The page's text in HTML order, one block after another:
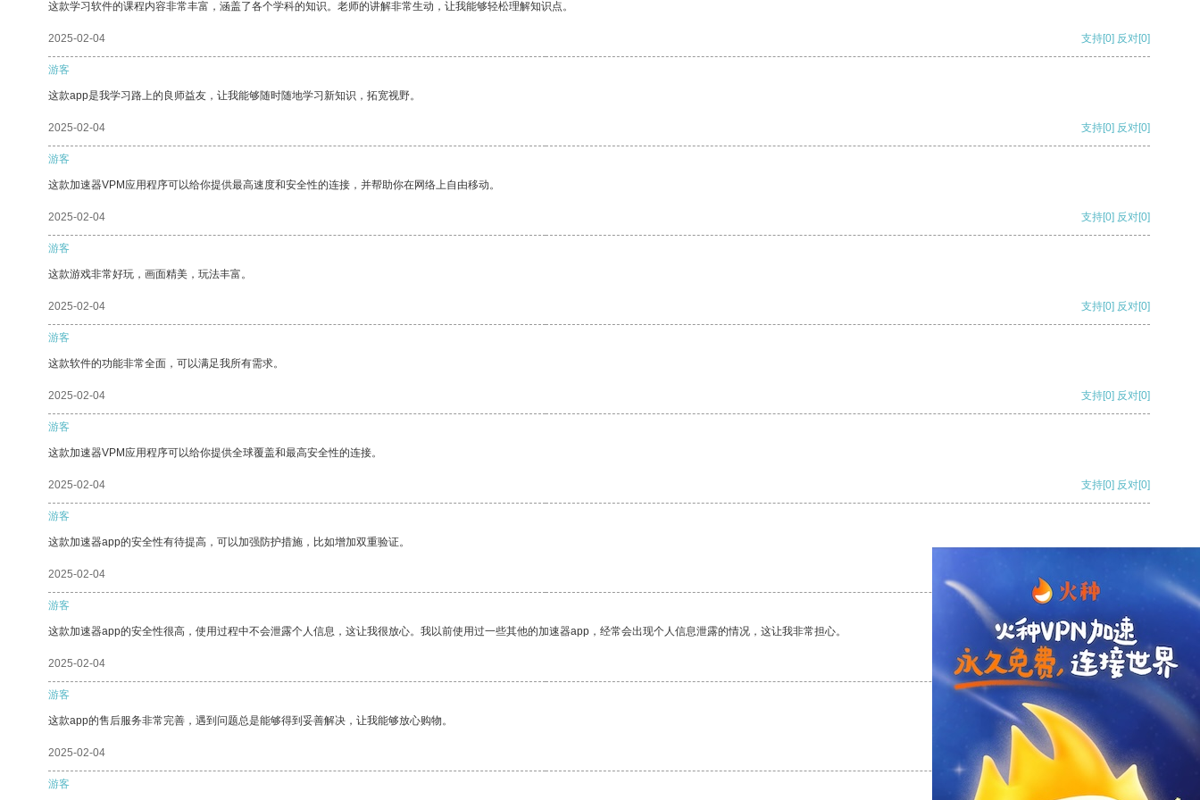
这款学习软件的课程内容非常丰富，涵盖了各个学科的知识。老师的讲解非常生动，让我能够轻松理解知识点。
2025-02-04 支持[0] 反对[0]
游客
这款app是我学习路上的良师益友，让我能够随时随地学习新知识，拓宽视野。
2025-02-04 支持[0] 反对[0]
游客
这款加速器VPM应用程序可以给你提供最高速度和安全性的连接，并帮助你在网络上自由移动。
2025-02-04 支持[0] 反对[0]
游客
这款游戏非常好玩，画面精美，玩法丰富。
2025-02-04 支持[0] 反对[0]
游客
这款软件的功能非常全面，可以满足我所有需求。
2025-02-04 支持[0] 反对[0]
游客
这款加速器VPM应用程序可以给你提供全球覆盖和最高安全性的连接。
2025-02-04 支持[0] 反对[0]
游客
这款加速器app的安全性有待提高，可以加强防护措施，比如增加双重验证。
2025-02-04
游客
这款加速器app的安全性很高，使用过程中不会泄露个人信息，这让我很放心。我以前使用过一些其他的加速器app，经常会出现个人信息泄露的情况，这让我非常担心。
2025-02-04 支持 [0] 反对[0]
游客
这款app的售后服务非常完善，遇到问题总是能够得到妥善解决，让我能够放心购物。
2025-02-04 支持[0] 反对
游客